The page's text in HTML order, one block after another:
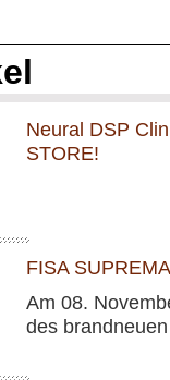
Neural DSP
STORE!
FISA
Am 08.
des